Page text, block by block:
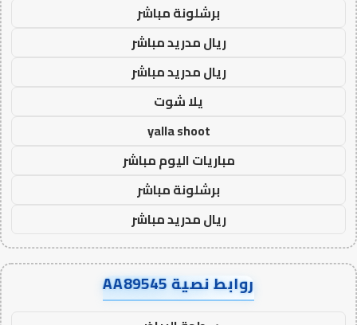
برشلونة مباشر
ريال مدريد مباشر
ريال مدريد مباشر
يلا شوت
yalla shoot
مباريات اليوم مباشر
برشلونة مباشر
ريال مدريد مباشر
روابط نصية AA89545